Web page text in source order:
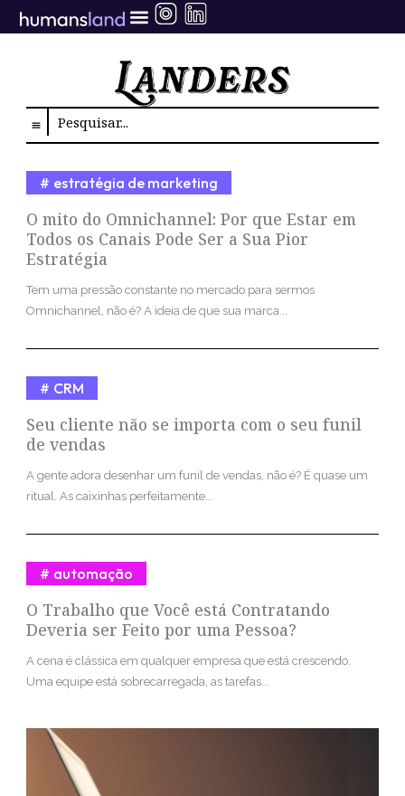
para
Search
O mito do Omnichannel: Por que Estar em
Todos os Canais Pode Ser a Sua Pior
Estratégia
estratégia de marketing
Tem uma pressão constante no mercado para sermos
Omnichannel, não é? A ideia de que sua marca...
Seu cliente não se importa com o seu funil
de vendas
CRM
A gente adora desenhar um funil de vendas, não é? É quase um
ritual. As caixinhas perfeitamente...
O Trabalho que Você está Contratando
Deveria ser Feito por uma Pessoa?
automação
A cena é clássica em qualquer empresa que está crescendo.
Uma equipe está sobrecarregada, as tarefas...